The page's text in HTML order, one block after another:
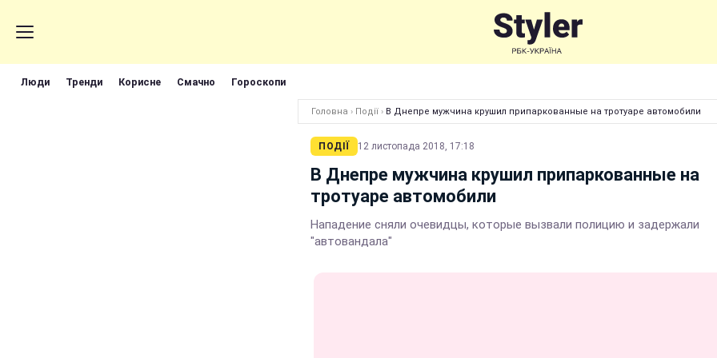
Люди Тренди Корисне Смачно Гороскопи
Головна › Події › В Днепре мужчина крушил припаркованные на тротуаре автомобили
ПОДІЇ 12 листопада 2018, 17:18
В Днепре мужчина крушил припаркованные на
тротуаре автомобили
Нападение сняли очевидцы, которые вызвали полицию и задержали
"автовандала"